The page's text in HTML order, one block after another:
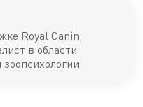
Royal Canin,
в области